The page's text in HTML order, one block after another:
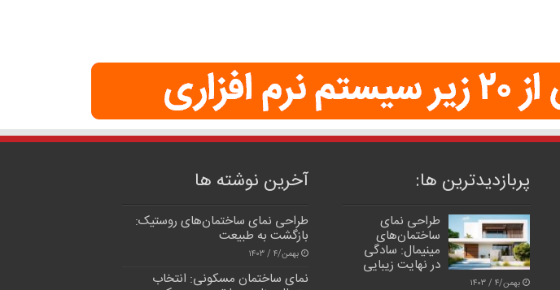
پربازدیدترین‌ ها:
طراحی نمای
ساختمان‌های
مینیمال: سادگی
در نهایت زیبایی
بهمن/۴ / ۱۴۰۳
آخرین نوشته ها
طراحی نمای ساختمان‌های روستیک:
بازگشت به طبیعت
بهمن/۴ / ۱۴۰۳
نمای ساختمان مسکونی: انتخاب